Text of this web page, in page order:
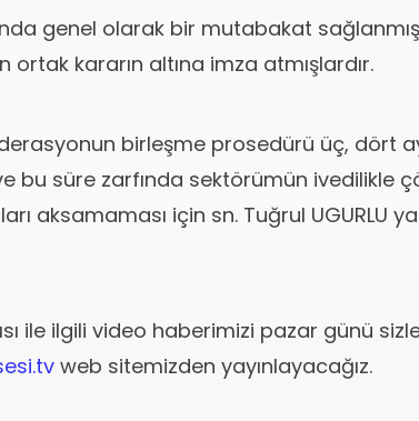
genel olarak bir mutabakat
ortak kararın altına imza atmışlardır.
birleşme prosedürü üç, dört
bu süre zarfında sektörümün ivedilikle
aksamaması için sn. Tuğrul UGURLU
ile ilgili video haberimizi pazar günü
web sitemizden yayınlayacağız.